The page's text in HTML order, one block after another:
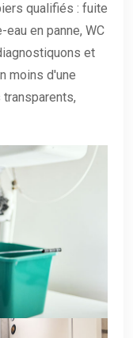
qualifiés : fuite
en panne, WC
et
moins d'une